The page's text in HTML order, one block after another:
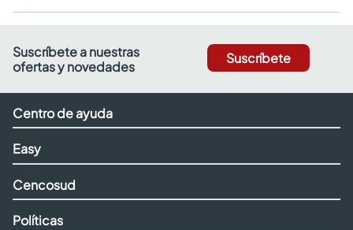
Suscríbete a nuestras
ofertas y novedades
Suscríbete
Centro de ayuda
Easy
Cencosud
Políticas